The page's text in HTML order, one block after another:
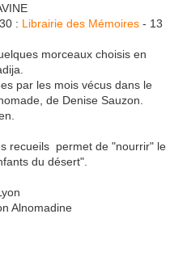
: Librairie des Mémoires - 13
morceaux choisis en
par les mois vécus dans le
de Denise Sauzon.
recueils permet de "nourrir" le
du désert".
Alnomadine